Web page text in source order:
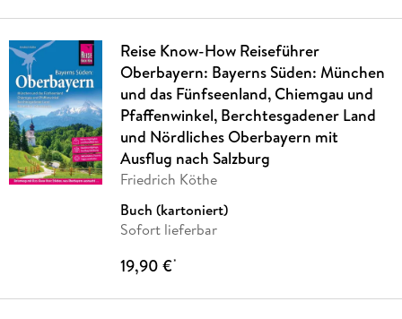
Reise Know-How Reiseführer
Oberbayern: Bayerns Süden: München
und das Fünfseenland, Chiemgau und
Pfaffenwinkel, Berchtesgadener Land
und Nördliches Oberbayern mit
Ausflug nach Salzburg
Friedrich Köthe
Buch (kartoniert)
Sofort lieferbar
19,90 €*